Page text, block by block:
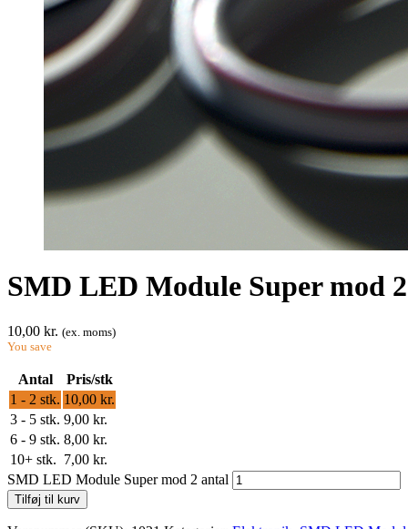
SMD LED Module Super mod 2
10,00 kr. (ex. moms)
You save
Antal
Pris/stk
1 - 2 stk. 10,00 kr.
3 - 5 stk. 9,00 kr.
6 - 9 stk. 8,00 kr.
10+ stk. 7,00 kr.
SMD LED Module Super mod 2 antal
Tilføj til kurv